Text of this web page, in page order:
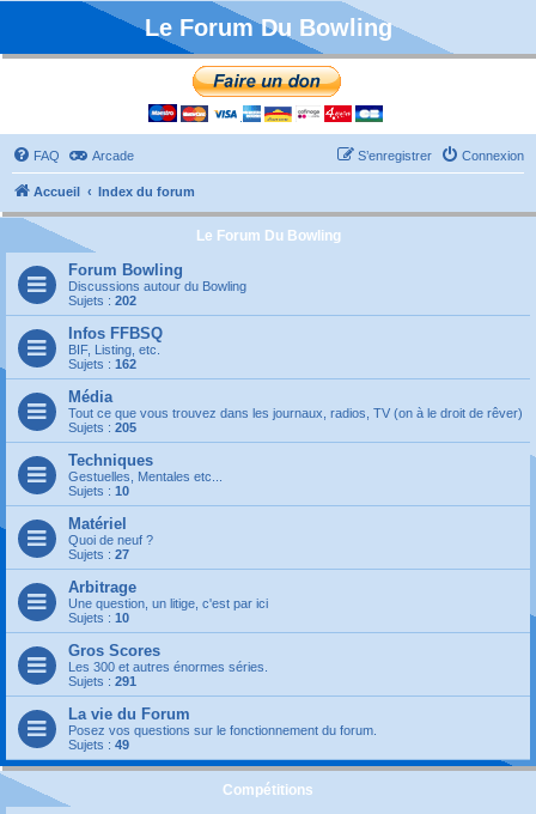
Le Forum Du Bowling
FAQ Arcade Connexion
S’enregistrer
Accueil Index du forum
Le Forum Du Bowling
Forum Bowling
Discussions autour du Bowling
Sujets : 202
Infos FFBSQ
BIF, Listing, etc.
Sujets : 162
Média
Tout ce que vous trouvez dans les journaux, radios, TV (on à le droit de rêver)
Sujets : 205
Techniques
Gestuelles, Mentales etc...
Sujets : 10
Matériel
Quoi de neuf ?
Sujets : 27
Arbitrage
Une question, un litige, c'est par ici
Sujets : 10
Gros Scores
Les 300 et autres énormes séries.
Sujets : 291
La vie du Forum
Posez vos questions sur le fonctionnement du forum.
Sujets : 49
Compétitions